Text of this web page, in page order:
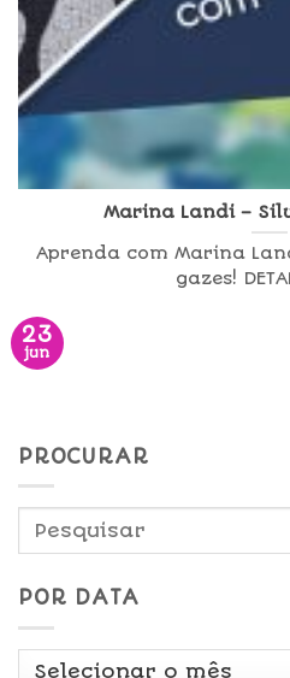
Marina Landi –
Aprenda com Marina
gazes!
23
jun
PROCURAR
POR DATA
Por